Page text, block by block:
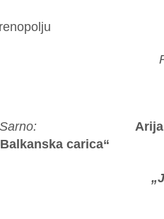
de Sarno:
carica“